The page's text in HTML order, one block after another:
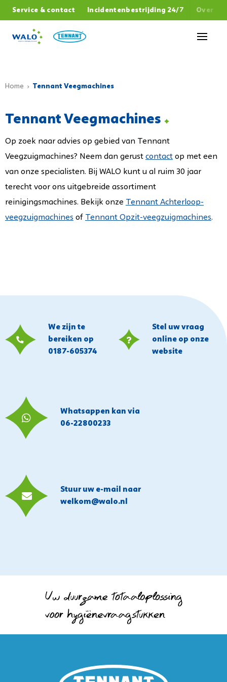
Service & contact Incidentenbestrijding 24/7 Over
Home Tennant Veegmachines
Tennant Veegmachines
Op zoek naar advies op gebied van Tennant
Veegzuigmachines? Neem dan gerust contact op met een
van onze specialisten. Bij WALO kunt u al ruim 30 jaar
terecht voor ons uitgebreide assortiment
reinigingsmachines. Bekijk onze Tennant Achterloop-
veegzuigmachines of Tennant Opzit-veegzuigmachines.
We zijn te
bereiken op
0187-605374
Stel uw vraag
online op onze
website
Whatsappen kan via
06-22800233
Stuur uw e-mail naar
welkom@walo.nl